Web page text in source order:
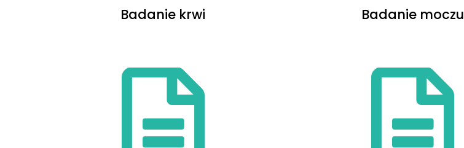
Badanie krwi Badanie moczu